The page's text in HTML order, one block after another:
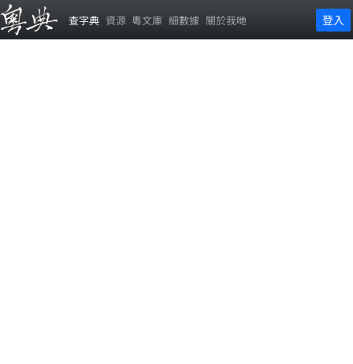
查字典 資源 粵文庫 細數據 關於我哋 登入